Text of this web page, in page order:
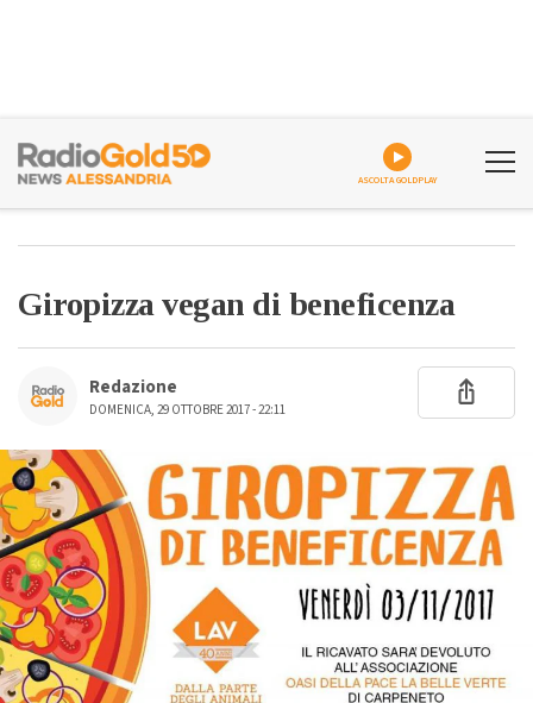
ASCOLTA GOLDPLAY
Giropizza vegan di beneficenza
Redazione
DOMENICA, 29 OTTOBRE 2017 - 22:11